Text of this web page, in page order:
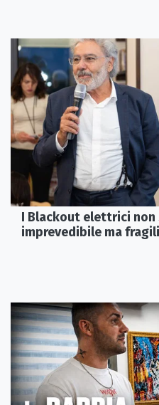
I Blackout elettrici non
imprevedibile ma